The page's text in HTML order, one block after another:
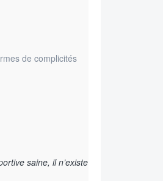
de complicités
saine, il n’existe